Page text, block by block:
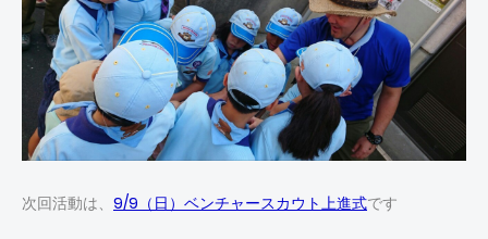
次回活動は、 9/9（日）ベンチャースカウト上進式です